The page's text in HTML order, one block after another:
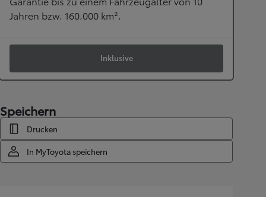
Jahren bzw. 160.000 km².
Inklusive
Speichern
Drucken
In MyToyota speichern